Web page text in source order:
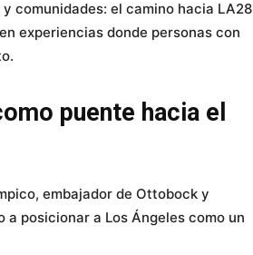
comunidades: el camino hacia
experiencias donde personas con
puente hacia el
embajador de Ottobock y
posicionar a Los Ángeles como un